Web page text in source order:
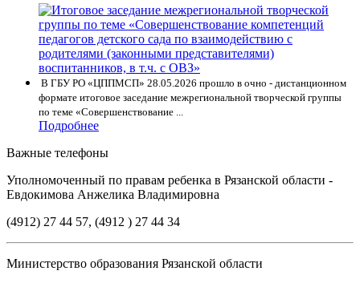
В ГБУ РО «ЦППМСП» 28.05.2026 прошло в очно - дистанционном
формате итоговое заседание межрегиональной творческой группы
по теме «Совершенствование ...
Подробнее
Важные телефоны
Уполномоченный по правам ребенка в Рязанской области -
Евдокимова Анжелика Владимировна
(4912) 27 44 57, (4912 ) 27 44 34
Министерство образования Рязанской области